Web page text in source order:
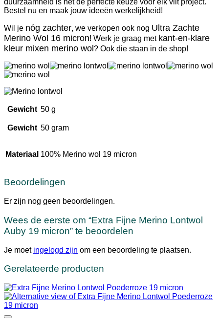
Bestel nu en maak jouw ideeën werkelijkheid!
Wil je nóg zachter, we verkopen ook nog Ultra Zachte
Merino Wol 16 micron! Werk je graag met kant-en-klare
kleur mixen merino wol? Ook die staan in de shop!
Gewicht 50 g
Gewicht 50 gram
Materiaal 100% Merino wol 19 micron
Beoordelingen
Er zijn nog geen beoordelingen.
Wees de eerste om “Extra Fijne Merino Lontwol
Auby 19 micron” te beoordelen
Je moet ingelogd zijn om een beoordeling te plaatsen.
Gerelateerde producten